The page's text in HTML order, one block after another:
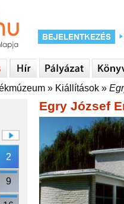
» Kiállítások »
2
9
Egry József